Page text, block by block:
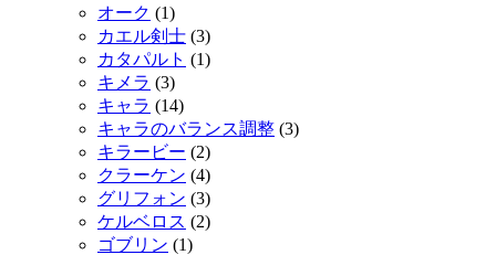
オーク (1)
カエル剣士 (3)
カタパルト (1)
キメラ (3)
キャラ (14)
キャラのバランス調整 (3)
キラービー (2)
クラーケン (4)
グリフォン (3)
ケルベロス (2)
ゴブリン (1)